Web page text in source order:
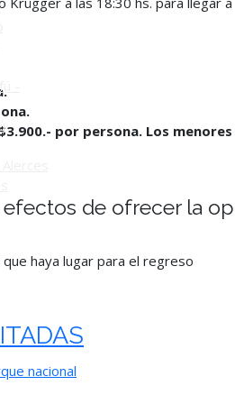
-
por persona. Los
de ofrecer la
haya lugar para el regreso
nacional